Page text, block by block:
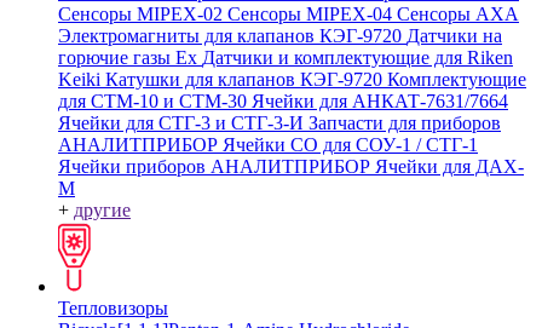
Сенсоры MIPEX-02 Сенсоры MIPEX-04 Сенсоры АХА
Электромагниты для клапанов КЭГ-9720 Датчики на
горючие газы Ex Датчики и комплектующие для Riken
Keiki Катушки для клапанов КЭГ-9720 Комплектующие
для СТМ-10 и СТМ-30 Ячейки для АНКАТ-7631/7664
Ячейки для СТГ-3 и СТГ-3-И Запчасти для приборов
АНАЛИТПРИБОР Ячейки CO для СОУ-1 / СТГ-1
Ячейки приборов АНАЛИТПРИБОР Ячейки для ДАХ-
М
+ другие
Тепловизоры